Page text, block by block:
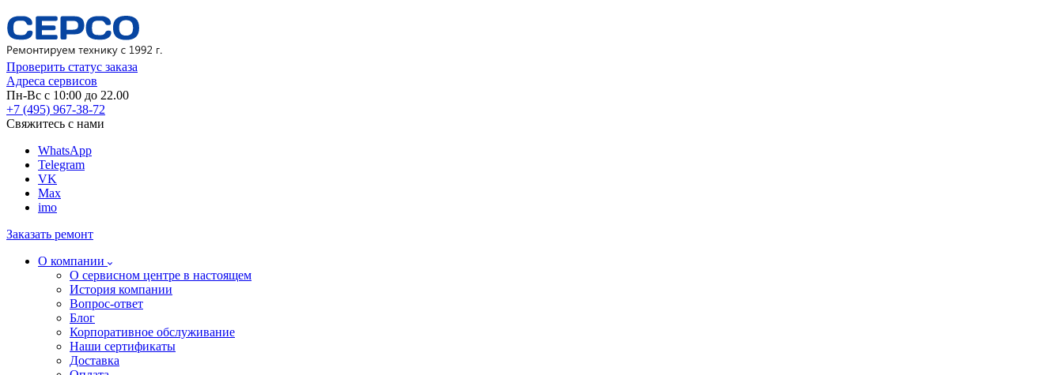
Проверить статус заказа
Адреса сервисов
Пн-Вс с 10:00 до 22.00
+7 (495) 967-38-72
Свяжитесь с нами
WhatsApp
Telegram
VK
Max
imo
Заказать ремонт
О компании
О сервисном центре в настоящем
История компании
Вопрос-ответ
Блог
Корпоративное обслуживание
Наши сертификаты
Доставка